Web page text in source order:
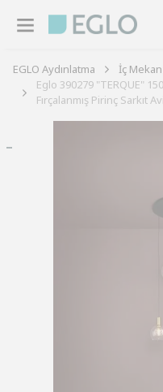
EGLO Aydınlatma İç Mekan
Eglo 390279 "TERQUE"
Fırçalanmış Pirinç Sarkıt